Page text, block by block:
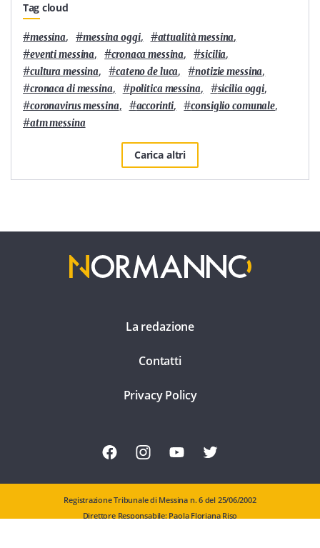
Tag cloud
#messina, #messina oggi, #attualità messina,
#eventi messina, #cronaca messina, #sicilia,
#cultura messina, #cateno de luca, #notizie messina,
#cronaca di messina, #politica messina, #sicilia oggi,
#coronavirus messina, #accorinti, #consiglio comunale,
#atm messina
Carica altri
La redazione
Contatti
Privacy Policy
Registrazione Tribunale di Messina n. 6 del 25/06/2002
Direttore Responsabile: Paola Floriana Riso